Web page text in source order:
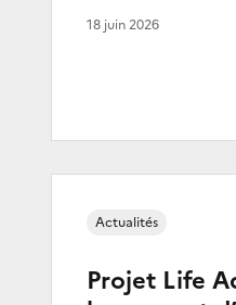
18 juin 2026
Projet Life
Actualités